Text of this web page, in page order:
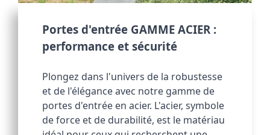
Portes d'entrée GAMME ACIER :
performance et sécurité
Plongez dans l'univers de la robustesse
et de l'élégance avec notre gamme de
portes d'entrée en acier. L'acier, symbole
de force et de durabilité, est le matériau